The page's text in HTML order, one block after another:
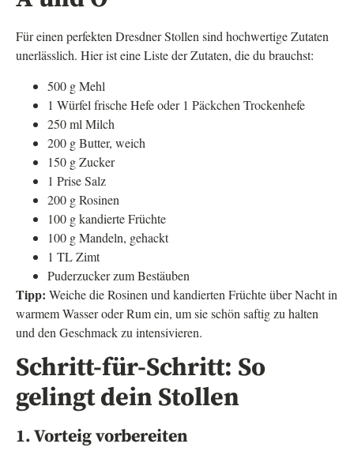
Für einen perfekten Dresdner Stollen sind hochwertige Zutaten
unerlässlich. Hier ist eine Liste der Zutaten, die du brauchst:
500 g Mehl
1 Würfel frische Hefe oder 1 Päckchen Trockenhefe
250 ml Milch
200 g Butter, weich
150 g Zucker
1 Prise Salz
200 g Rosinen
100 g kandierte Früchte
100 g Mandeln, gehackt
1 TL Zimt
Puderzucker zum Bestäuben
Tipp: Weiche die Rosinen und kandierten Früchte über Nacht in
warmem Wasser oder Rum ein, um sie schön saftig zu halten
und den Geschmack zu intensivieren.
Schritt-für-Schritt: So
gelingt dein Stollen
1. Vorteig vorbereiten